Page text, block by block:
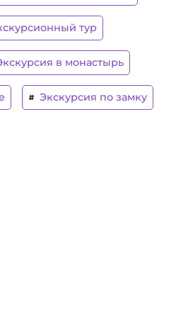
тур
в монастырь
Экскурсия по замку